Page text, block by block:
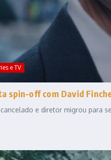
e TV
spin-off com David
e diretor migrou para